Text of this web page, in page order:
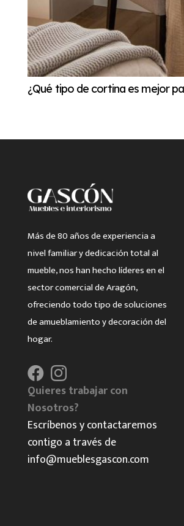
¿Qué tipo de cortina es mejor
Más de 80 años de experiencia a
nivel familiar y dedicación total al
mueble, nos han hecho líderes en el
sector comercial de Aragón,
ofreciendo todo tipo de soluciones
de amueblamiento y decoración del
hogar.
Quieres trabajar con
Nosotros?
Escríbenos y contactaremos
contigo a través de
info@mueblesgascon.com